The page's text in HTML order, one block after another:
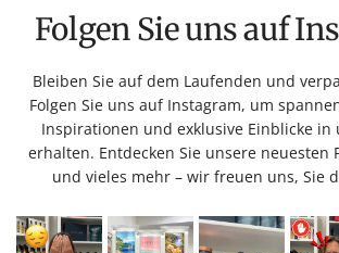
Folgen Sie uns auf
Bleiben Sie auf dem Laufenden und
Folgen Sie uns auf Instagram, um
Inspirationen und exklusive Einblicke in
erhalten. Entdecken Sie unsere neuesten
und vieles mehr – wir freuen uns, Sie